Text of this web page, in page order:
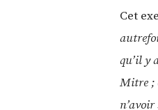
Cet
qu’il y
Mitre ;